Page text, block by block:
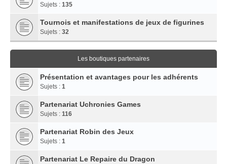
Sujets : 135
Tournois et manifestations de jeux de figurines
Sujets : 32
Les boutiques partenaires
Présentation et avantages pour les adhérents
Sujets : 1
Partenariat Uchronies Games
Sujets : 116
Partenariat Robin des Jeux
Sujets : 1
Partenariat Le Repaire du Dragon